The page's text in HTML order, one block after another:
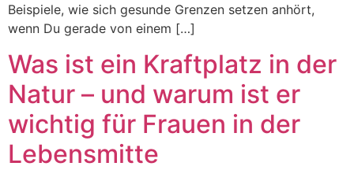
Beispiele, wie sich gesunde Grenzen setzen anhört,
wenn Du gerade von einem […]
Was ist ein Kraftplatz in der
Natur – und warum ist er
wichtig für Frauen in der
Lebensmitte